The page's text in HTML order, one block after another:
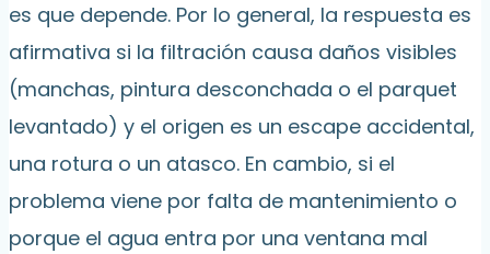
es que depende. Por lo general, la respuesta es
afirmativa si la filtración causa daños visibles
(manchas, pintura desconchada o el parquet
levantado) y el origen es un escape accidental,
una rotura o un atasco. En cambio, si el
problema viene por falta de mantenimiento o
porque el agua entra por una ventana mal